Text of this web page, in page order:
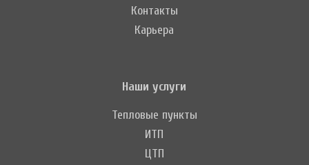
Контакты
Карьера
Наши услуги
Тепловые пункты
ИТП
ЦТП